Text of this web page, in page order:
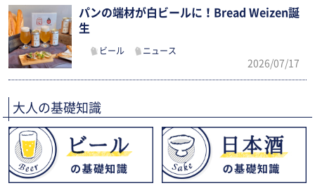
パンの端材が白ビールに！Bread Weizen誕
生
ビール ニュース
2026/07/17
大人の基礎知識